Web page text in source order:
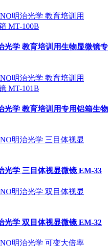
学 教育培训用生物显微镜专
学 教育培训用专用铝箱生物
学 三目体视显微镜 EM-33
学 双目体视显微镜 EM-32